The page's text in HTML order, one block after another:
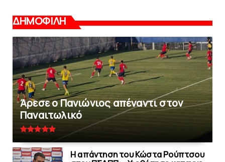
ΔΗΜΟΦΙΛΗ
Άρεσε ο Πανιώνιος απέναντι στoν
Παναιτωλικό
Η απάντηση του Κώστα Ρούπτσου